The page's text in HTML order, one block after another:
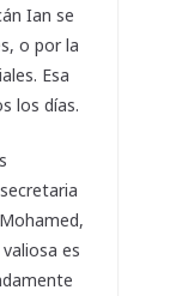
Ian se
o por la
Esa
los días.
es